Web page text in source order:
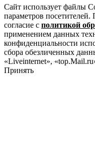
Сайт использует файлы
параметров
согласие с политикой
применением данных
конфиденциальности
сбора обезличенных
«Liveinternet»,
Принять